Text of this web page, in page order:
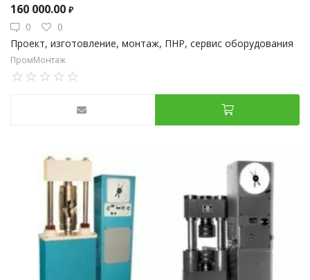
160 000.00 ₽
0
0
Проект, изготовление, монтаж, ПНР, сервис оборудования
ПромМонтаж